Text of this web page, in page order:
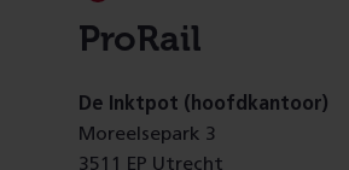
ProRail
De Inktpot (hoofdkantoor)
Moreelsepark 3
3511 EP Utrecht